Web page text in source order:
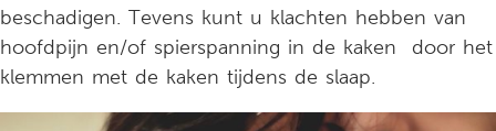
beschadigen. Tevens kunt u klachten hebben van
hoofdpijn en/of spierspanning in de kaken door het
klemmen met de kaken tijdens de slaap.